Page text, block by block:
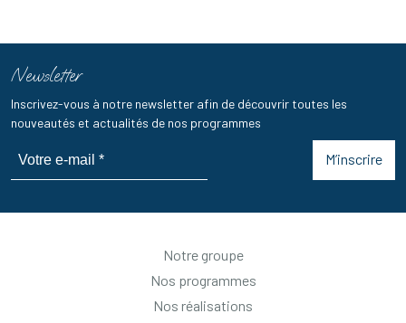
Newsletter
Inscrivez-vous à notre newsletter afin de découvrir toutes les
nouveautés et actualités de nos programmes
M’inscrire
Notre groupe
Nos programmes
Nos réalisations